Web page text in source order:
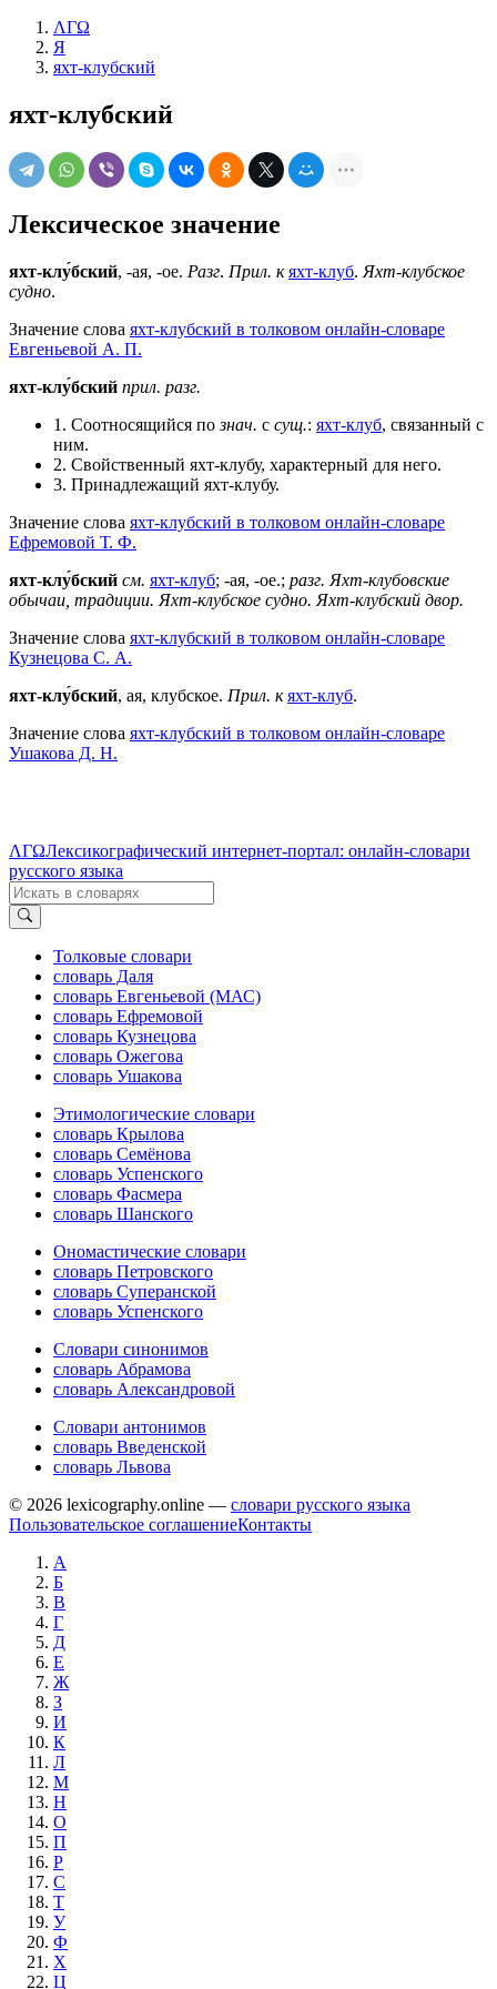
ΛΓΩ
Я
яхт-клубский
яхт-клубский
Лексическое значение
яхт-клу́бский, -ая, -ое. Разг. Прил. к яхт-клуб. Яхт-клубское
судно.
Значение слова яхт-клубский в толковом онлайн-словаре
Евгеньевой А. П.
яхт-клу́бский прил. разг.
1. Соотносящийся познач. с сущ.: яхт-клуб, связанный с
ним.
2. Свойственный яхт-клубу, характерный для него.
3. Принадлежащий яхт-клубу.
Значение слова яхт-клубский в толковом онлайн-словаре
Ефремовой Т. Ф.
яхт-клу́бский см. яхт-клуб; -ая, -ое.; разг. Яхт-клубовские
обычаи, традиции. Яхт-клубское судно. Яхт-клубский двор.
Значение слова яхт-клубский в толковом онлайн-словаре
Кузнецова С. А.
яхт-клу́бский, ая, клубское. Прил. к яхт-клуб.
Значение слова яхт-клубский в толковом онлайн-словаре
Ушакова Д. Н.
ΛΓΩЛексикографический интернет-портал: онлайн-словари
русского языка
Толковые словари
словарь Даля
словарь Евгеньевой (МАС)
словарь Ефремовой
словарь Кузнецова
словарь Ожегова
словарь Ушакова
Этимологические словари
словарь Крылова
словарь Семёнова
словарь Успенского
словарь Фасмера
словарь Шанского
Ономастические словари
словарь Петровского
словарь Суперанской
словарь Успенского
Словари синонимов
словарь Абрамова
словарь Александровой
Словари антонимов
словарь Введенской
словарь Львова
© 2026 lexicography.online — словари русского языка
Пользовательское соглашениеКонтакты
А
Б
В
Г
Д
Е
Ж
З
И
К
Л
М
Н
О
П
Р
С
Т
У
Ф
Х
Ц